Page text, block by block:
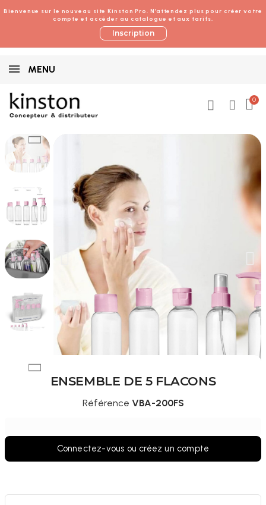
Bienvenue sur le nouveau site Kinston Pro. N’attendez plus pour créer votre
compte et accéder au catalogue et aux tarifs.
Inscription
MENU
ENSEMBLE DE 5 FLACONS
Référence VBA-200FS
Connectez-vous ou créez un compte